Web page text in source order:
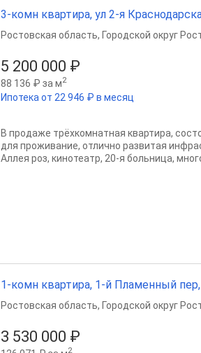
3-комн квартира, ул 2-я
5 200 000 ₽
88 136 ₽ за м2
Ипотека от 22 946 ₽ в месяц
Ростовская область, Городской округ
В продаже трёхкомнатная квартира,
для проживание, отлично развитая
Аллея роз, кинотеатр, 20-я больница,
1-комн квартира, 1-й Пламенный пер,
3 530 000 ₽
2
Ростовская область, Городской округ